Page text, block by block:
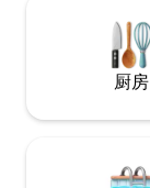
尔夫球场 • 💆‍♀️
厨房